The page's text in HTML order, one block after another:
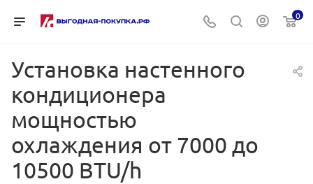
0
Установка настенного
кондиционера
мощностью
охлаждения от 7000 до
10500 BTU/h